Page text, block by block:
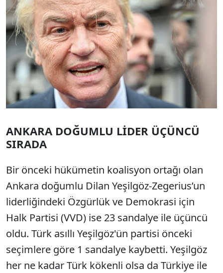
ANKARA DOĞUMLU LİDER ÜÇÜNCÜ
SIRADA
Bir önceki hükümetin koalisyon ortağı olan
Ankara doğumlu Dilan Yeşilgöz-Zegerius’un
liderliğindeki Özgürlük ve Demokrasi için
Halk Partisi (VVD) ise 23 sandalye ile üçüncü
oldu. Türk asıllı Yeşilgöz'ün partisi önceki
seçimlere göre 1 sandalye kaybetti. Yeşilgöz
her ne kadar Türk kökenli olsa da Türkiye ile